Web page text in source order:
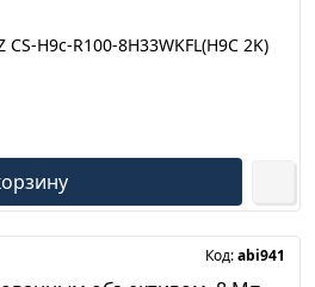
H9c-R100-8H33WKFL(H9C 2K)
Код:abi941